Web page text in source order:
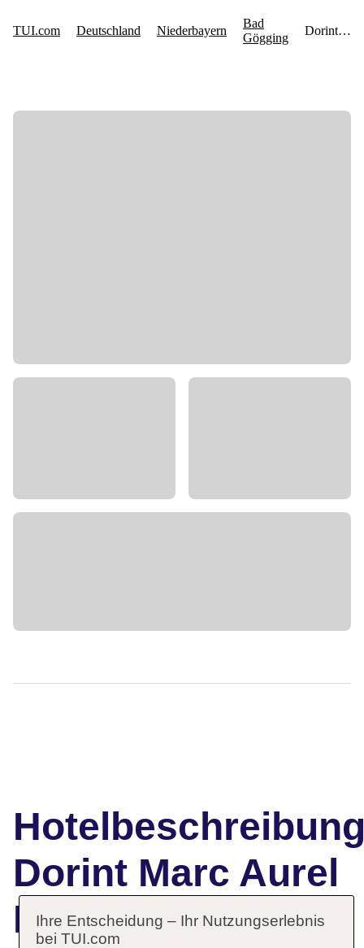
Dorint Marc Aurel
Resort
Ihre Entscheidung – Ihr Nutzungserlebnis
bei TUI.com